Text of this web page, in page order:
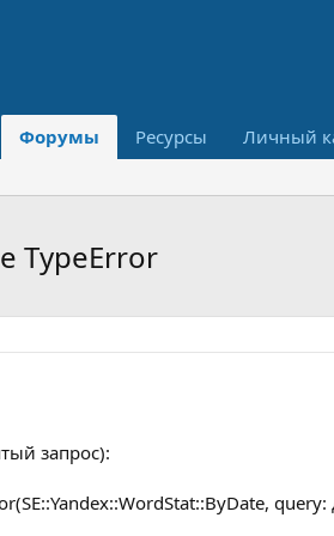
Форумы Ресурсы Личный
TypeError
запрос):